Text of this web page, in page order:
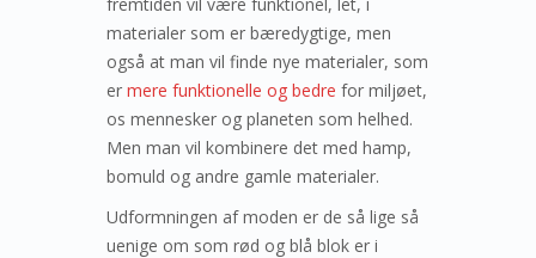
materialer som er bæredygtige, men
også at man vil finde nye materialer, som
er mere funktionelle og bedre for miljøet,
os mennesker og planeten som helhed.
Men man vil kombinere det med hamp,
bomuld og andre gamle materialer.
Udformningen af moden er de så lige så
uenige om som rød og blå blok er i